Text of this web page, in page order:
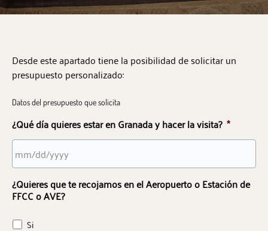
Desde este apartado tiene la posibilidad de solicitar un
presupuesto personalizado:
Datos del presupuesto que solicita
¿Qué día quieres estar en Granada y hacer la visita? *
slash
DD
slash
¿Quieres que te recojamos en el Aeropuerto o Estación de
FFCC o AVE?
Si